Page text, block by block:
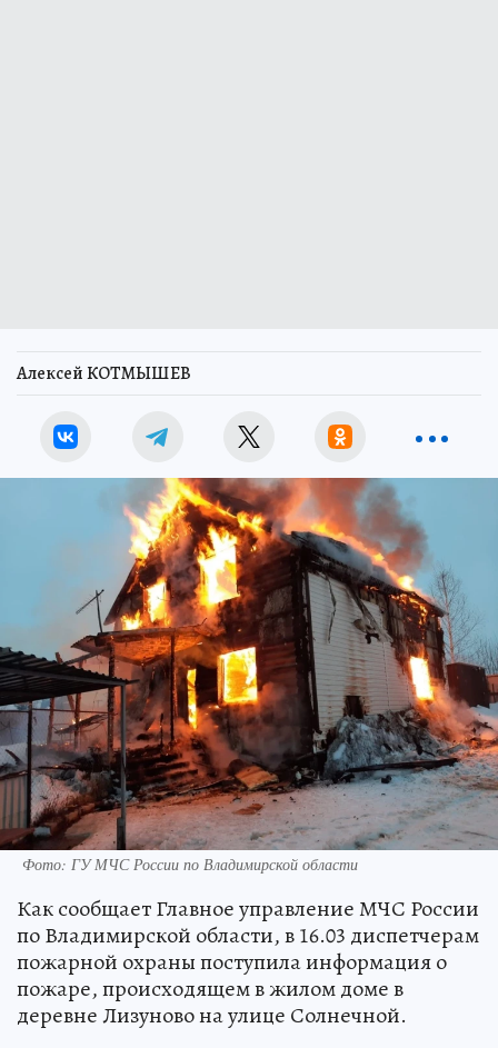
Алексей КОТМЫШЕВ
Фото: ГУ МЧС России по Владимирской области
Как сообщает Главное управление МЧС России
по Владимирской области, в 16.03 диспетчерам
пожарной охраны поступила информация о
пожаре, происходящем в жилом доме в
деревне Лизуново на улице Солнечной.